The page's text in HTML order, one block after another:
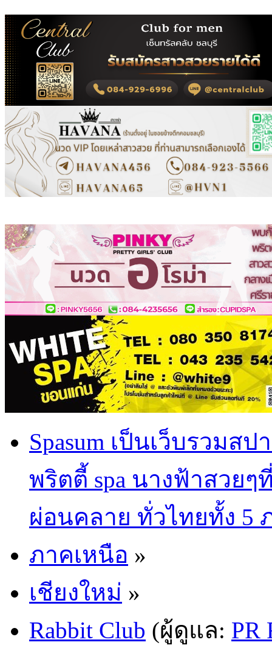
Spasum เป็นเว็บรวม
พริตตี้ spa นางฟ้าสวย
ผ่อนคลาย ทั่วไทยทั้ง 5
ภาคเหนือ »
เชียงใหม่ »
Rabbit Club (ผู้ดูแล: PR